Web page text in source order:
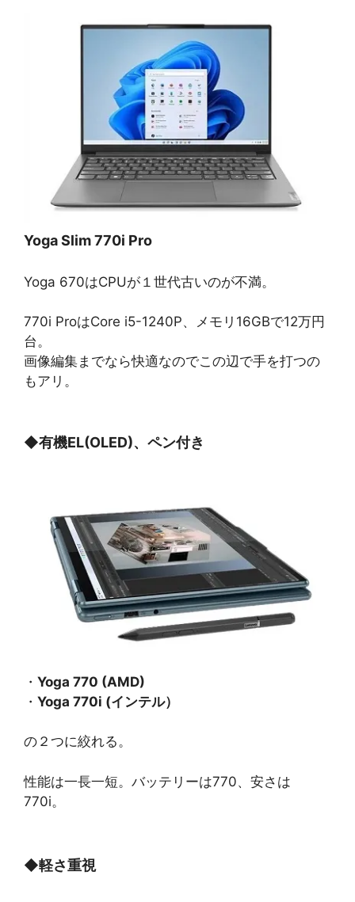
Yoga Slim 770i Pro
Yoga 670はCPUが１世代古いのが不満。
770i ProはCore i5-1240P、メモリ16GBで12万円
台。
画像編集までなら快適なのでこの辺で手を打つの
もアリ。
◆有機EL(OLED)、ペン付き
・ Yoga 770 (AMD)
・ Yoga 770i (インテル）
の２つに絞れる。
性能は一長一短。バッテリーは770、安さは
770i。
◆軽さ重視